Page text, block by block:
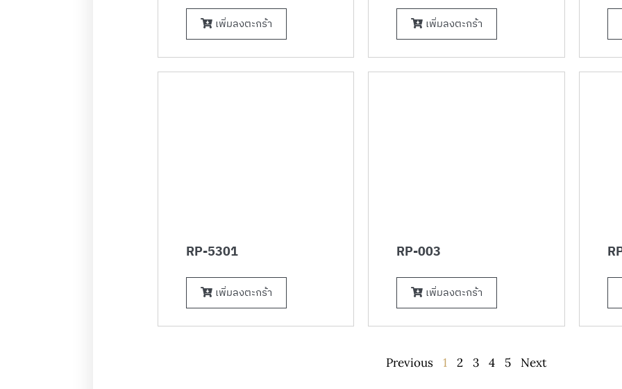
เพิ่มลงตะกร้า เพิ่มลงตะกร้า
RP-5301
เพิ่มลงตะกร้า
RP-003
เพิ่มลงตะกร้า
Previous 1 2 3 4 5 Next